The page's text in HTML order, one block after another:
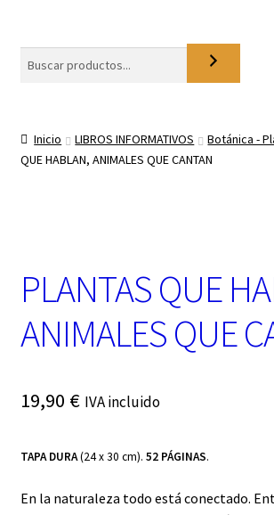
a
a
t
Buscar
Inicio LIBROS INFORMATIVOS Botánica -
QUE HABLAN, ANIMALES QUE CANTAN
PLANTAS QUE
ANIMALES QUE
19,90 € IVA incluido
TAPA DURA(24 x 30 cm). 52 PÁGINAS.
En la naturaleza todo está conectado.